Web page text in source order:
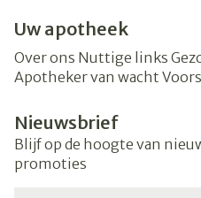
Uw apotheek
Over ons Nuttige links
Apotheker van wacht
Nieuwsbrief
Blijf op de hoogte van
promoties